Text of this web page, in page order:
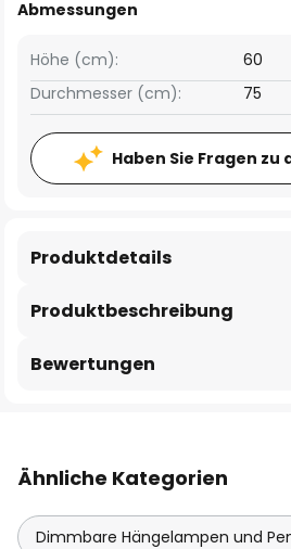
Abmessungen
Höhe (cm):
60
Durchmesser (cm):
75
Haben Sie Fragen zu
Produktbeschreibung
Produktdetails
Bewertungen
Ähnliche Kategorien
Dimmbare Hängelampen und